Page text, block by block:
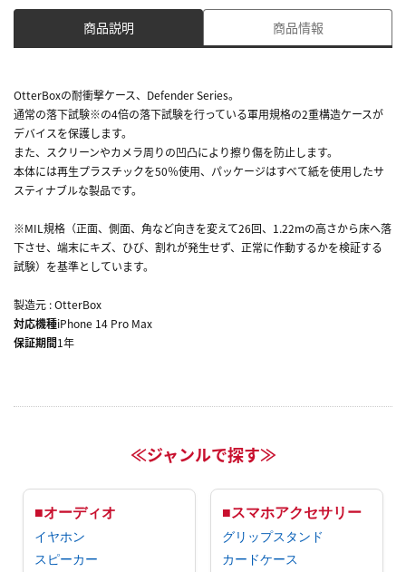
商品説明 商品情報
OtterBoxの耐衝撃ケース、Defender Series。
通常の落下試験※の4倍の落下試験を行っている軍用規格の2重構造ケースが
デバイスを保護します。
また、スクリーンやカメラ周りの凹凸により擦り傷を防止します。
本体には再生プラスチックを50％使用、パッケージはすべて紙を使用したサ
スティナブルな製品です。
※MIL規格（正面、側面、角など向きを変えて26回、1.22mの高さから床へ落
下させ、端末にキズ、ひび、割れが発生せず、正常に作動するかを検証する
試験）を基準としています。
製造元 : OtterBox
対応機種iPhone 14 Pro Max
保証期間1年
≪ジャンルで探す≫
■オーディオ
イヤホン
スピーカー
■スマホアクセサリー
グリップスタンド
カードケース